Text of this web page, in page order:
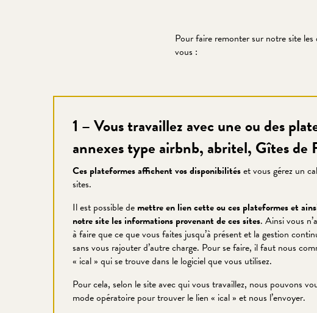
Pour faire remonter sur notre site
vous :
1 – Vous travaillez avec une ou des
annexes type airbnb, abritel, Gîtes de
Ces plateformes affichent vos disponibilitéset vous gérez un
sites.
Il est possible de mettre en lien cette ou ces plateformes et
notre site les informations provenant de ces sites. Ainsi vous
à faire que ce que vous faites jusqu’à présent et la gestion
sans vous rajouter d’autre charge. Pour se faire, il faut nous
« ical » qui se trouve dans le logiciel que vous utilisez.
Pour cela, selon le site avec qui vous travaillez, nous pouvons
mode opératoire pour trouver le lien « ical » et nous l’envoyer.